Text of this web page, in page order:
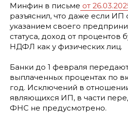
Минфин в письме от
разъяснил, что даже если ИП
указанием своего
статуса, доход от процентов
НДФЛ как у физических лиц.
Банки до 1 февраля
выплаченных процентах по
год. Исключений в
являющихся ИП, в части
ФНС не предусмотрено.